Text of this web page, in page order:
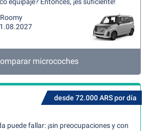
microcoches
desde 72.000 ARS por día
puede fallar: ¡sin preocupaciones y con